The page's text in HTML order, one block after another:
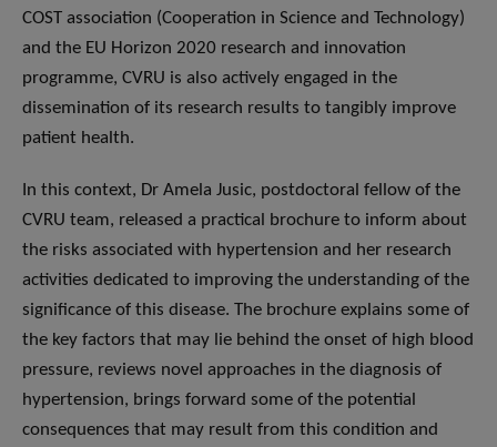
COST association (Cooperation in Science and Technology)
and the EU Horizon 2020 research and innovation
programme, CVRU is also actively engaged in the
dissemination of its research results to tangibly improve
patient health.
In this context, Dr Amela Jusic, postdoctoral fellow of the
CVRU team, released a practical brochure to inform about
the risks associated with hypertension and her research
activities dedicated to improving the understanding of the
significance of this disease. The brochure explains some of
the key factors that may lie behind the onset of high blood
pressure, reviews novel approaches in the diagnosis of
hypertension, brings forward some of the potential
consequences that may result from this condition and